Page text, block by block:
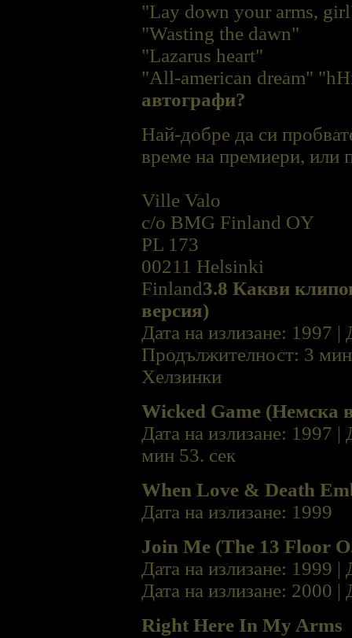
"Lay down your arms,
"Wasting the dawn"
"Lazarus heart"
"All-american dream"
автографи?
Най-добре да си
време на премиери, или
Ville Valo
c/o BMG Finland OY
PL 173
00211 Helsinki
Finland3.8 Какви
версия)
Дата на излизане: 1997
Продължителност: 3
Хелзинки
Wicked Game (Немска
Дата на излизане: 1997
мин 53. сек
When Love & Death
Дата на излизане: 1999
Join Me (The 13 Floor
Дата на излизане: 1999
Дата на излизане: 2000
Right Here In My Arms